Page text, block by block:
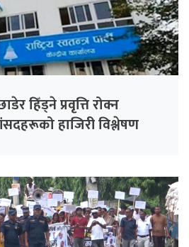
हिँड्ने प्रवृत्ति रोक्न
हाजिरी विश्लेषण